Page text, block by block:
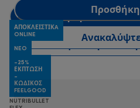
Προσθήκη στο καλάθι
Ανακαλύψτε
ΑΠΟΚΛΕΙΣΤΙΚA
ONLINE
NEO
-25%
ΈΚΠΤΩΣΗ
-
ΚΩΔΙΚΌΣ
FEELGOOD
NUTRIBULLET